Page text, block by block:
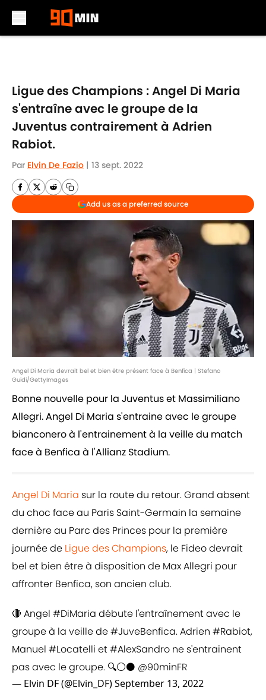
Ligue des Champions : Angel Di Maria
s'entraîne avec le groupe de la
Juventus contrairement à Adrien
Rabiot.
Par Elvin De Fazio | 13 sept. 2022
Add us as a preferred source
Angel Di Maria devrait bel et bien être présent face à Benfica | Stefano
Guidi/GettyImages
Bonne nouvelle pour la Juventus et Massimiliano
Allegri. Angel Di Maria s'entraine avec le groupe
bianconero à l'entrainement à la veille du match
face à Benfica à l'Allianz Stadium.
Angel Di Maria sur la route du retour. Grand absent
du choc face au Paris Saint-Germain la semaine
dernière au Parc des Princes pour la première
journée de Ligue des Champions, le Fideo devrait
bel et bien être à disposition de Max Allegri pour
affronter Benfica, son ancien club.
🔴 Angel #DiMaria débute l'entraînement avec le
groupe à la veille de#JuveBenfica. Adrien #Rabiot,
Manuel #Locatelli et#AlexSandro ne s'entrainent
pas avec le groupe. 🔍⚪⚫ @90minFR
— Elvin DF (@Elvin_DF)September 13, 2022